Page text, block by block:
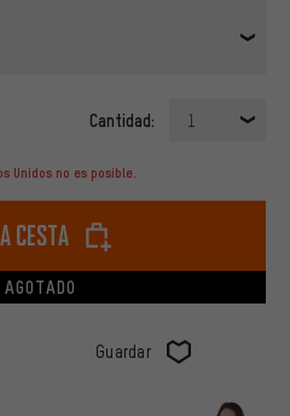
Cantidad: 1
Unidos no es posible.
cesta
Guardar